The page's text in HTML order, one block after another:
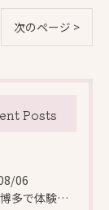
次のページ >
Posts
06
美容鍼を博多で体験する際の効果や安全性と料金比較徹底ガイド